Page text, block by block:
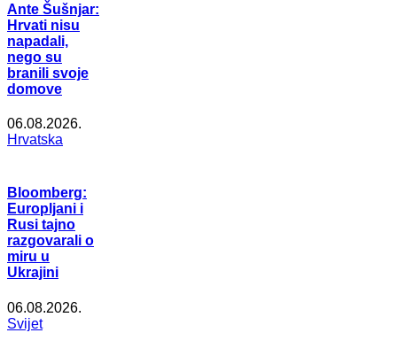
Ante Šušnjar:
Hrvati nisu
napadali,
nego su
branili svoje
domove
06.08.2026.
Hrvatska
Bloomberg:
Europljani i
Rusi tajno
razgovarali o
miru u
Ukrajini
06.08.2026.
Svijet